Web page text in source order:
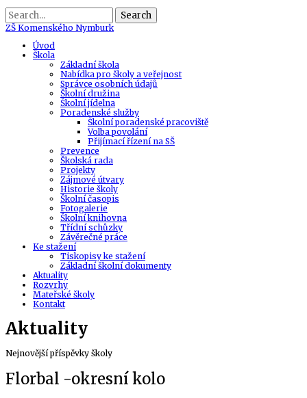
Search
ZŠ Komenského Nymburk
Úvod
Škola
Základní škola
Nabídka pro školy a veřejnost
Správce osobních údajů
Školní družina
Školní jídelna
Poradenské služby
Školní poradenské pracoviště
Volba povolání
Přijímací řízení na SŠ
Prevence
Školská rada
Projekty
Zájmové útvary
Historie školy
Školní časopis
Fotogalerie
Školní knihovna
Třídní schůzky
Závěrečné práce
Ke stažení
Tiskopisy ke stažení
Základní školní dokumenty
Aktuality
Rozvrhy
Mateřské školy
Kontakt
Aktuality
Nejnovější příspěvky školy
Florbal -okresní kolo